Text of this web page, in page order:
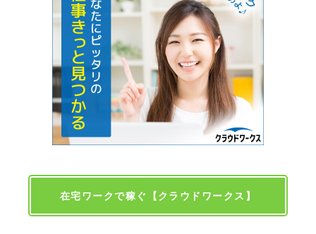
在宅ワークで稼ぐ【クラウドワークス】